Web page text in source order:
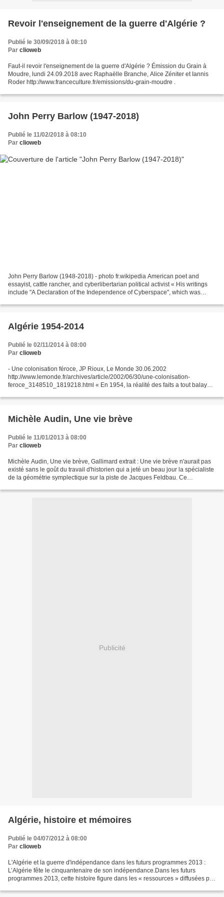
Revoir l'enseignement de la guerre d'Algérie ?
Publié le 30/09/2018 à 08:10
Par clioweb
Faut-il revoir l'enseignement de la guerre d'Algérie ? Émission du Grain à
Moudre, lundi 24.09.2018 avec Raphaëlle Branche, Alice Zéniter et Iannis
Roder http://www.franceculture.fr/emissions/du-grain-moudre .
John Perry Barlow (1947-2018)
Publié le 11/02/2018 à 08:10
Par clioweb
John Perry Barlow (1948-2018) - photo fr.wikipedia American poet and
essayist, cattle rancher, and cyberlibertarian political activist « His writings
include "A Declaration of the Independence of Cyberspace", which was
Algérie 1954-2014
Publié le 02/11/2014 à 08:00
Par clioweb
- Une colonisation féroce, JP Rioux, Le Monde 30.06.2002
http://www.lemonde.fr/archives/article/2002/06/30/une-colonisation-
feroce_3148510_1819218.html « En 1954, la réalité des faits a tout balayé
Michèle Audin, Une vie brève
Publié le 11/01/2013 à 08:00
Par clioweb
Michèle Audin, Une vie brève, Gallimard extrait : Une vie brève n'aurait pas
existé sans le goût du travail d'historien qui a jeté un beau jour la spécialiste
de la géométrie symplectique sur la piste de Jacques Feldbau. Ce
Publicité
Algérie, histoire et mémoires
Publié le 04/07/2012 à 08:00
Par clioweb
L'Algérie et la guerre d'indépendance dans les futurs programmes 2013 :
L’Algérie fête le cinquantenaire de son indépendance.Dans les futurs
programmes 2013, cette histoire figure dans les « ressources » diffusées par